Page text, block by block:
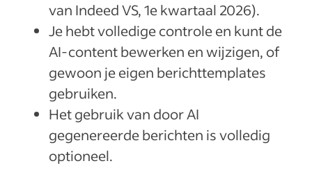
van Indeed VS, 1e kwartaal 2026).
Je hebt volledige controle en kunt de
AI-content bewerken en wijzigen, of
gewoon je eigen berichttemplates
gebruiken.
Het gebruik van door AI
gegenereerde berichten is volledig
optioneel.